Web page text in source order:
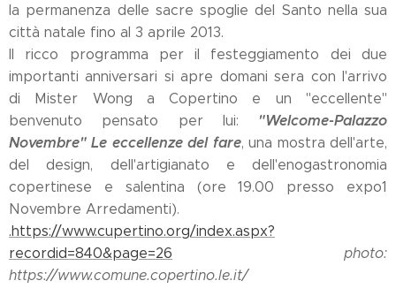
la permanenza delle sacre spoglie del Santo nella sua
città natale fino al 3 aprile 2013.
Il ricco programma per il festeggiamento dei due
importanti anniversari si apre domani sera con l'arrivo
di Mister Wong a Copertino e un "eccellente"
benvenuto pensato per lui:
"Welcome-Palazzo
Novembre" Le eccellenze del fare, una mostra dell'arte,
del design, dell'artigianato e dell'enogastronomia
copertinese e salentina (ore 19.00 presso expo1
Novembre Arredamenti).
.https://www.cupertino.org/index.aspx?
recordid=840&page=26
photo:
https://www.comune.copertino.le.it/